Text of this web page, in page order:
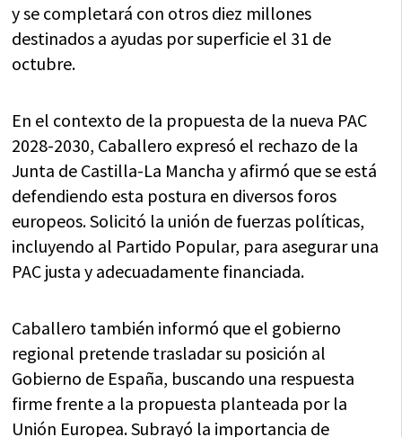
y se completará con otros diez millones
destinados a ayudas por superficie el 31 de
octubre.
En el contexto de la propuesta de la nueva PAC
2028-2030, Caballero expresó el rechazo de la
Junta de Castilla-La Mancha y afirmó que se está
defendiendo esta postura en diversos foros
europeos. Solicitó la unión de fuerzas políticas,
incluyendo al Partido Popular, para asegurar una
PAC justa y adecuadamente financiada.
Caballero también informó que el gobierno
regional pretende trasladar su posición al
Gobierno de España, buscando una respuesta
firme frente a la propuesta planteada por la
Unión Europea. Subrayó la importancia de